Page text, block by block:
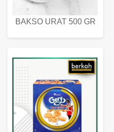
BAKSO URAT 500 GR